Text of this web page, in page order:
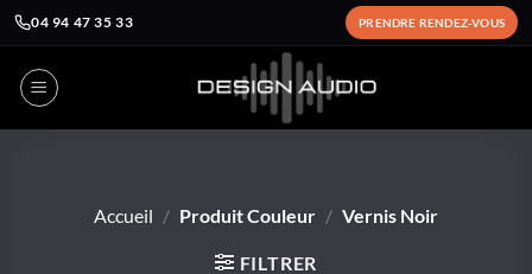
04 94 47 35 33 PRENDRE RENDEZ-VOUS
Accueil / Produit Couleur / Vernis Noir
FILTRER